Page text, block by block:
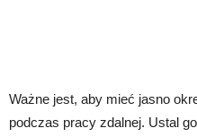
Ważne jest, aby mieć jasno
podczas pracy zdalnej. Ustal